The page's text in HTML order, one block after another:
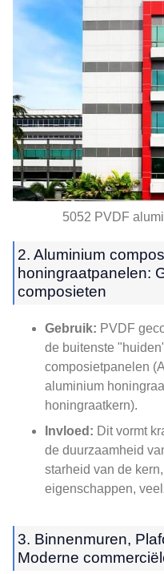
5052 PVDF
2. Aluminium
honingraatpanelen:
composieten
Gebruik: PVDF
de buitenste
composietpanelen
aluminium
honingraatkern).
Invloed: Dit vormt
de duurzaamheid
starheid van de
eigenschappen,
3. Binnenmuren,
Moderne